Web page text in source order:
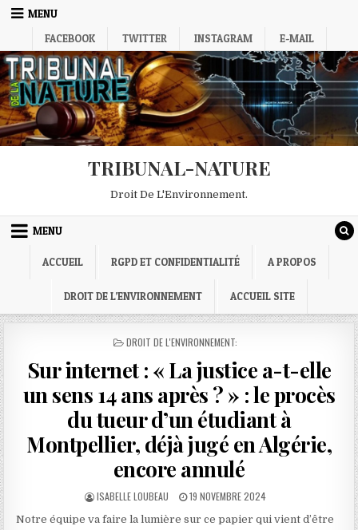
Skip
MENU
FACEBOOK
TWITTER INSTAGRAM E-MAIL
TRIBUNAL-NATURE
Droit De L'Environnement.
MENU
ACCUEIL RGPD ET CONFIDENTIALITÉ A PROPOS
DROIT DE L’ENVIRONNEMENT ACCUEIL SITE
POSTED
DROIT DE L'ENVIRONNEMENT:
Sur internet : « La justice a-t-elle
un sens 14 ans après ? » : le procès
du tueur d’un étudiant à
Montpellier, déjà jugé en Algérie,
encore annulé
AUTHOR:
ISABELLE LOUBEAU
PUBLISHED
19 NOVEMBRE 2024
Notre équipe va faire la lumière sur ce papier qui vient d’être